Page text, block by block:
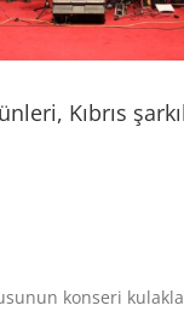
Kıbrıs
konseri